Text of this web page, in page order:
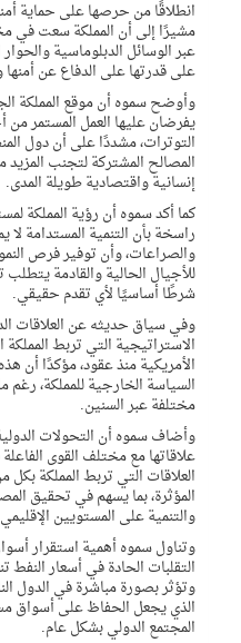
انطلاقًا من حرصها على حماية
مشيرًا إلى أن المملكة سعت في
عبر الوسائل الدبلوماسية
على قدرتها على الدفاع عن
وأوضح سموه أن موقع المملكة
يفرضان عليها العمل المستمر
التوترات، مشددًا على أن دول
المصالح المشتركة لتجنب
إنسانية واقتصادية طويلة المدى.
كما أكد سموه أن رؤية المملكة
راسخة بأن التنمية المستدامة
والصراعات، وأن توفير فرص
للأجيال الحالية والقادمة
شرطًا أساسيًا لأي تقدم حقيقي.
وفي سياق حديثه عن العلاقات
الاستراتيجية التي تربط المملكة
الأمريكية منذ عقود، مؤكدًا أن
السياسة الخارجية للمملكة،
مختلفة عبر السنين.
وأضاف سموه أن التحولات
علاقاتها مع مختلف القوى
العلاقات التي تربط المملكة
المؤثرة، بما يسهم في تحقيق
والتنمية على المستويين
وتناول سموه أهمية استقرار
التقلبات الحادة في أسعار
وتؤثر بصورة مباشرة في الدول
الذي يجعل الحفاظ على أسواق
المجتمع الدولي بشكل عام.